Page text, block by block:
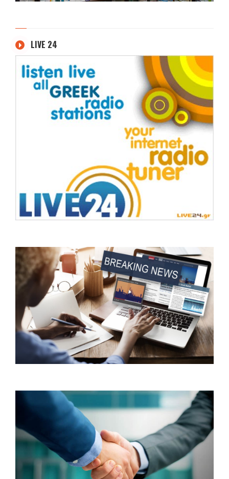
LIVE 24